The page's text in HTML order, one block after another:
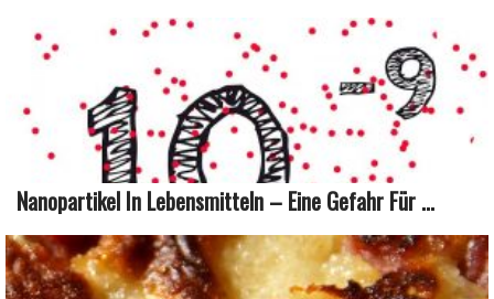
Nanopartikel In Lebensmitteln – Eine Gefahr Für ...